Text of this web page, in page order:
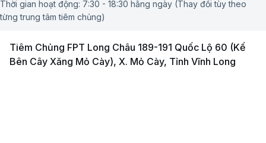
Thời gian hoạt động: 7:30 - 18:30 hằng ngày (Thay đổi tùy theo
từng trung tâm tiêm chủng)
Tiêm Chủng FPT Long Châu 189-191 Quốc Lộ 60 (Kế
Bên Cây Xăng Mỏ Cày), X. Mỏ Cày, Tỉnh Vĩnh Long